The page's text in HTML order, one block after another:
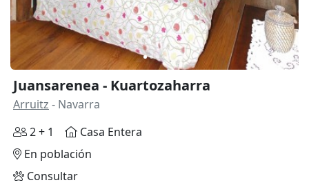
Juansarenea - Kuartozaharra
Arruitz - Navarra
2 + 1
Casa Entera
En población
Consultar